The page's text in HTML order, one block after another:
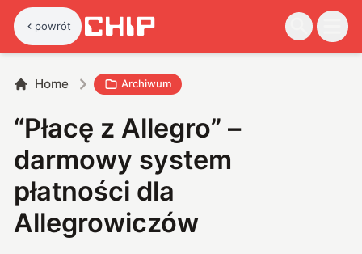
powrót
Home Archiwum
“Płacę z Allegro” –
darmowy system
płatności dla
Allegrowiczów